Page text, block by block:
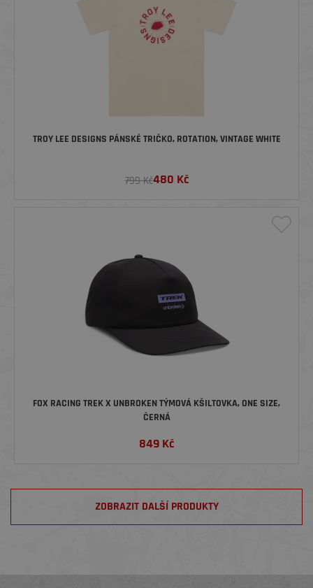
TROY LEE DESIGNS PÁNSKÉ TRIČKO, ROTATION, VINTAGE WHITE
799 Kč480 Kč
FOX RACING TREK X UNBROKEN TÝMOVÁ KŠILTOVKA, ONE SIZE,
ČERNÁ
849 Kč
ZOBRAZIT DALŠÍ PRODUKTY